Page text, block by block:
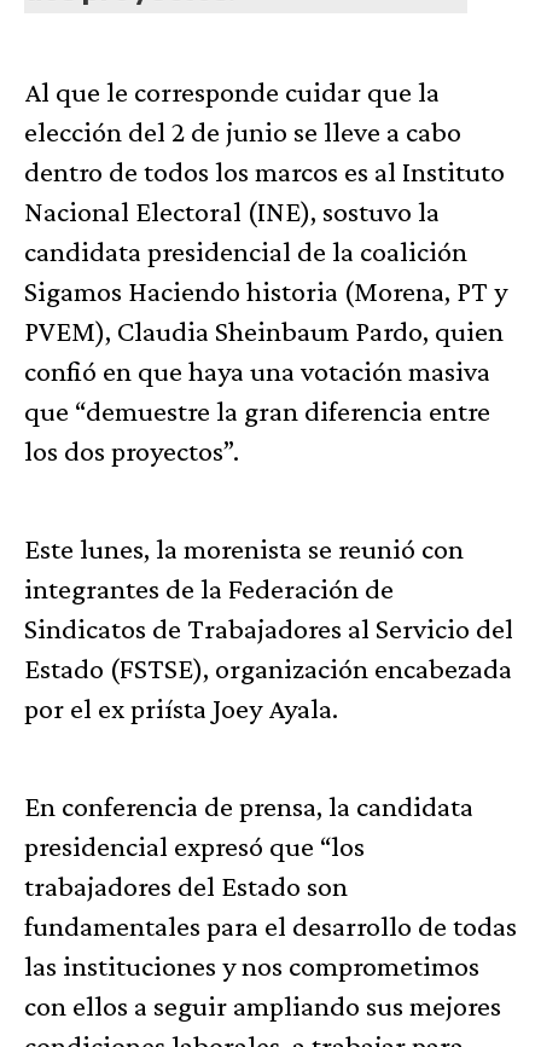
Al que le corresponde cuidar que la
elección del 2 de junio se lleve a cabo
dentro de todos los marcos es al Instituto
Nacional Electoral (INE), sostuvo la
candidata presidencial de la coalición
Sigamos Haciendo historia (Morena, PT y
PVEM), Claudia Sheinbaum Pardo, quien
confió en que haya una votación masiva
que “demuestre la gran diferencia entre
los dos proyectos”.
Este lunes, la morenista se reunió con
integrantes de la Federación de
Sindicatos de Trabajadores al Servicio del
Estado (FSTSE), organización encabezada
por el ex priísta Joey Ayala.
En conferencia de prensa, la candidata
presidencial expresó que “los
trabajadores del Estado son
fundamentales para el desarrollo de todas
las instituciones y nos comprometimos
con ellos a seguir ampliando sus mejores